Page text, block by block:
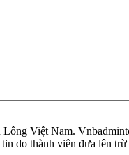
Việt Nam.
do thành viên đưa lên